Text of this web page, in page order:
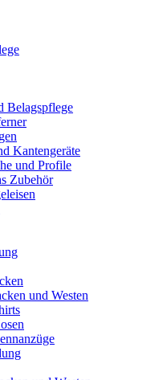
Belagspflege
Kantengeräte
und Profile
Zubehör
und Westen